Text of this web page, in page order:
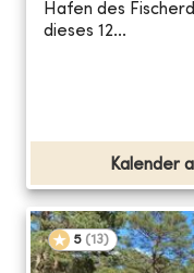
Hafen des
dieses 12...
Kalender
5 (13)